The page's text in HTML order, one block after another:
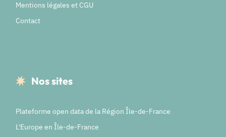
Mentions légales et CGU
Contact
Nos sites
Plateforme open data de la Région Île-de-France
L'Europe en Île-de-France